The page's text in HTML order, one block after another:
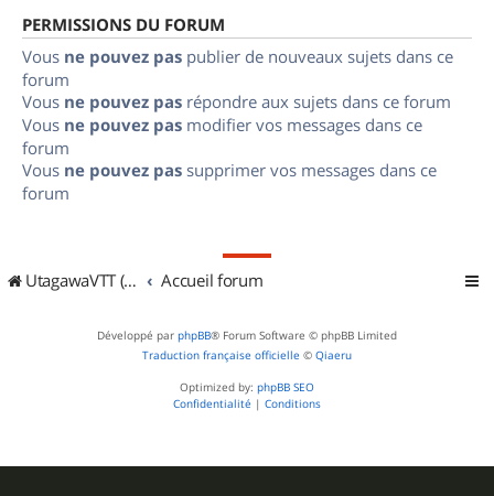
PERMISSIONS DU FORUM
Vous ne pouvez pas publier de nouveaux sujets dans ce
forum
Vous ne pouvez pas répondre aux sujets dans ce forum
Vous ne pouvez pas modifier vos messages dans ce
forum
Vous ne pouvez pas supprimer vos messages dans ce
forum
UtagawaVTT (Randos VTT et VTTAE avec traces GPS) Accueil forum
Développé par phpBB® Forum Software © phpBB Limited
Traduction française officielle © Qiaeru
Optimized by: phpBB SEO
Confidentialité | Conditions